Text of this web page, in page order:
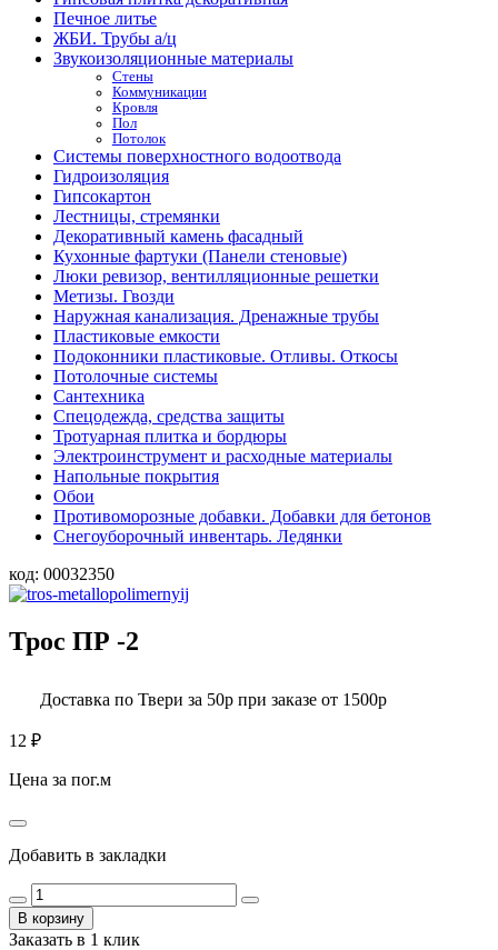
Печное литье
ЖБИ. Трубы а/ц
Звукоизоляционные материалы
Стены
Коммуникации
Кровля
Пол
Потолок
Системы поверхностного водоотвода
Гидроизоляция
Гипсокартон
Лестницы, стремянки
Декоративный камень фасадный
Кухонные фартуки (Панели стеновые)
Люки ревизор, вентилляционные решетки
Метизы. Гвозди
Наружная канализация. Дренажные трубы
Пластиковые емкости
Подоконники пластиковые. Отливы. Откосы
Потолочные системы
Сантехника
Спецодежда, средства защиты
Тротуарная плитка и бордюры
Электроинструмент и расходные материалы
Напольные покрытия
Обои
Противоморозные добавки. Добавки для бетонов
Снегоуборочный инвентарь. Ледянки
код: 00032350
Трос ПР -2
Доставка по Твери за 50р при заказе от 1500р
12 ₽
Цена за пог.м
Добавить в закладки
В корзину
Заказать в 1 клик